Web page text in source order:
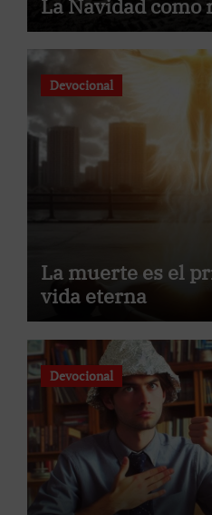
La Navidad como
Devocional
La muerte es el
vida eterna
Devocional